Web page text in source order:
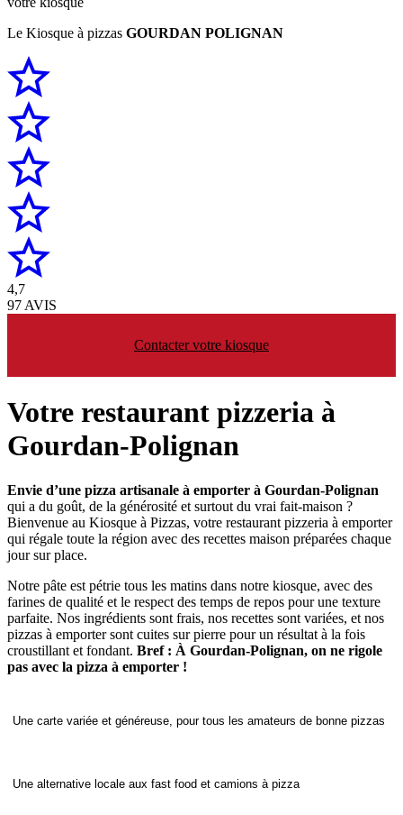
Le Kiosque à pizzas GOURDAN POLIGNAN
4,7
97 AVIS
Contacter votre kiosque
Votre restaurant pizzeria à
Gourdan-Polignan
Envie d’une pizza artisanale à emporter à Gourdan-Polignan
qui a du goût, de la générosité et surtout du vrai fait-maison ?
Bienvenue au Kiosque à Pizzas, votre restaurant pizzeria à emporter
qui régale toute la région avec des recettes maison préparées chaque
jour sur place.
Notre pâte est pétrie tous les matins dans notre kiosque, avec des
farines de qualité et le respect des temps de repos pour une texture
parfaite. Nos ingrédients sont frais, nos recettes sont variées, et nos
pizzas à emporter sont cuites sur pierre pour un résultat à la fois
croustillant et fondant. Bref : À Gourdan-Polignan, on ne rigole
pas avec la pizza à emporter !
Une carte variée et généreuse, pour tous les amateurs de bonne pizzas
Une alternative locale aux fast food et camions à pizza